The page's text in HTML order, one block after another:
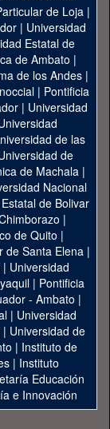
de Loja|
| Universidad
Estatal de
de Ambato |
de los Andes|
| Pontificia
| Universidad
de las
de
de Machala|
Nacional
de Bolivar
|
de Quito |
de Santa Elena|
| Universidad
| Pontificia
- Ambato |
| Universidad
| Universidad de
| Instituto de
| Instituto
Educación
e Innovación